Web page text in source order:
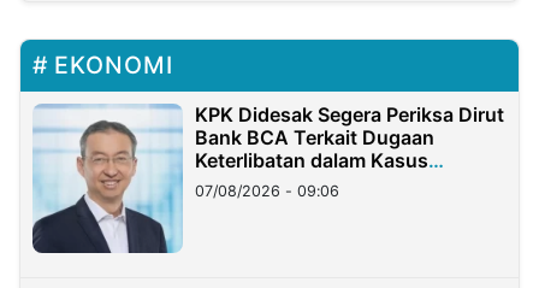
EKONOMI
KPK Didesak Segera Periksa Dirut
Bank BCA Terkait Dugaan
Keterlibatan dalam Kasus
Hilangnya Dana Nasabah Rp2,58
Miliar
07/08/2026 - 09:06